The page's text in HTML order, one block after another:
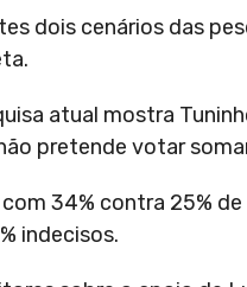
dois cenários das
atual mostra
pretende votar
34% contra 25%
indecisos.